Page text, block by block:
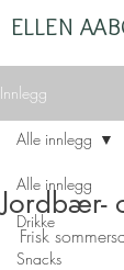
ELLEN
Innlegg
Alle innlegg
Drikke
Snacks
Alle innlegg
Jordbær-
Frisk